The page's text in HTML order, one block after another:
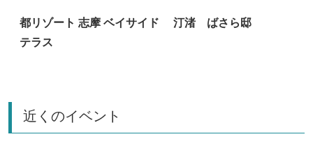
都リゾート 志摩 ベイサイド
テラス
汀渚 ばさら邸
近くのイベント